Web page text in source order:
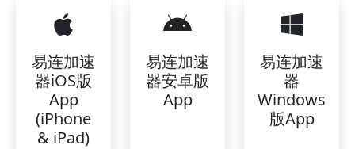
易连加速
器iOS版
App
(iPhone
& iPad)
易连加速
器安卓版
App
易连加速
器
Windows
版App